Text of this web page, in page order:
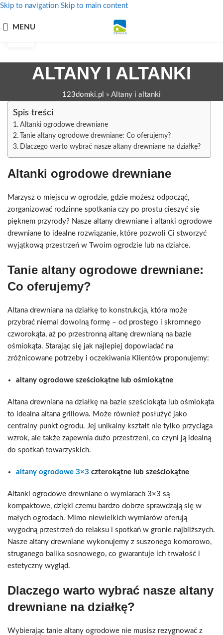
Skip to navigation Skip to main content
MENU
ALTANY I ALTANKI
123domki.pl » Altany i altanki
Spis treści
Altanki ogrodowe drewniane
Tanie altany ogrodowe drewniane: Co oferujemy?
Dlaczego warto wybrać nasze altany drewniane na działkę?
Altanki ogrodowe drewniane
Marzysz o miejscu w ogrodzie, gdzie możesz odpocząć,
zorganizować rodzinne spotkania czy po prostu cieszyć się
pięknem przyrody? Nasze altany drewniane i altanki ogrodowe
drewniane to idealne rozwiązanie, które pozwoli Ci stworzyć
wyjątkową przestrzeń w Twoim ogrodzie lub na działce.
Tanie altany ogrodowe drewniane:
Co oferujemy?
Altana drewniana na działkę to konstrukcja, która może
przybrać niemal dowolną formę – od prostego i skromnego
czworokąta, aż po przestronną altanę drewnianą na bazie
ośmiokąta. Starając się jak najlepiej dopowiadać na
zróżnicowane potrzeby i oczekiwania Klientów proponujemy:
altany ogrodowe sześciokątne lub ośmiokątne
Altana drewniana na działkę na bazie sześciokąta lub ośmiokąta
to idealna altana grillowa. Może również posłużyć jako
centralny punkt ogrodu. Jej unikalny kształt nie tylko przyciąga
wzrok, ale także zapewnia dużo przestrzeni, co czyni ją idealną
do spotkań towarzyskich.
altany ogrodowe 3×3 czterokątne lub sześciokątne
Altanki ogrodowe drewniane o wymiarach 3×3 są
kompaktowe, dzięki czemu bardzo dobrze sprawdzają się w
małych ogrodach. Mimo niewielkich wymiarów oferują
wygodną przestrzeń do relaksu i spotkań w gronie najbliższych.
Nasze altany drewniane wykonujemy z suszonego komorowo,
struganego balika sosnowego, co gwarantuje ich trwałość i
estetyczny wygląd.
Dlaczego warto wybrać nasze altany
drewniane na działkę?
Wybierając tanie altany ogrodowe nie musisz rezygnować z
09